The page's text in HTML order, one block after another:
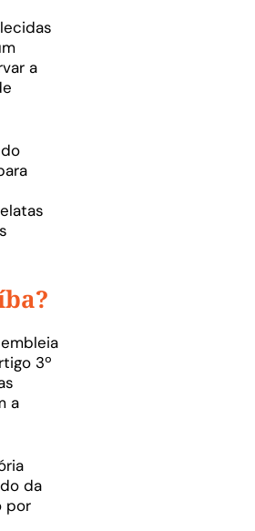
a
3º
a
da
por